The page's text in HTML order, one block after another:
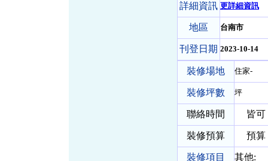
詳細資訊 更詳細資訊
地區 台南市
刊登日期 2023-10-14
裝修場地 住家-
裝修坪數 坪
聯絡時間 皆可
裝修預算 預算
裝修項目 其他: